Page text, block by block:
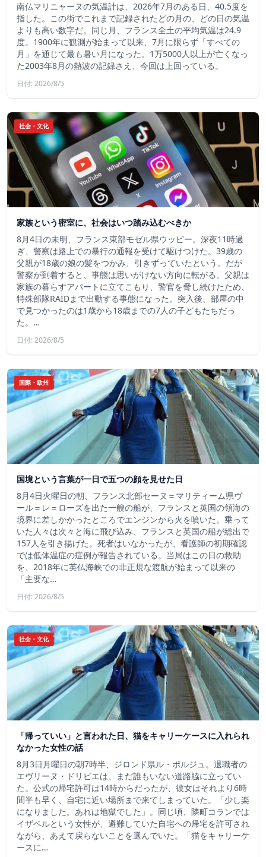
南仏マリニャーヌの気温計は、2026年7月のある日、40.5度を
指した。この街でこれまで記録されたどの月の、どの日の気温
よりも高い数字だ。同じ月、フランス全土の平均気温は24.9
度。1900年に観測が始まって以来、7月に限らず「すべての
月」を通じて最も暑い月になった。1万5000人以上が亡くなっ
た2003年8月の熱波の記録さえ、今回は上回っている。
日付: 2026/8/5
社会・文化
家族という密室に、社会はいつ踏み込むべきか
8月4日の未明、フランス東部モゼル県ウッピー。深夜11時過
ぎ、警察は路上での暴行の通報を受けて駆けつけた。39歳の
父親が18歳の娘の髪をつかみ、引きずっていたという。だが
警察が到着すると、事態は思いがけない方向に転がる。父親は
家族の暮らすアパートに立てこもり、警官を脅し続けたため、
特殊部隊RAIDまで出動する事態になった。突入後、部屋の中
で見つかったのは1歳から18歳までの7人の子どもたちだっ
た。…
日付: 2026/8/5
国際・欧州
国境という言葉が一日で五つの顔を見せた日
8月4日火曜日の朝、フランス北部セーヌ＝マリティーム県ヴ
ール＝レ＝ローズを出た一艘の船が、フランスと英国の領海の
境界に差しかかったところでエンジンから火を噴いた。乗って
いた人々は次々と海に飛び込み、フランスと英国の船が総出で
157人を引き揚げた。死者はいなかったが、看護師の初期確認
では低体温症の症例が報告されている。当局はこの日の救助
を、2018年に英仏海峡での非正規な渡航が始まって以来の
「主要な…
日付: 2026/8/5
社会・文化
「帰っていい」と言われた日、猫をキャリーケースに入れられ
なかった女性の話
8月3日月曜日の朝7時半、ジロンド県ル・ポルジュ。退職者の
エヴリーヌ・ドリビエは、まだ誰もいない道路脇に立ってい
た。公式の帰宅許可は14時からだったが、彼女はそれより6時
間半も早く、自宅に近い場所まで来てしまっていた。「少し楽
になりました。あれは地獄でした」。同じ頃、隣町コランでは
イザベルという女性が、避難していた自宅への帰宅を許可され
ながら、あえて戻らないことを選んでいた。「猫をキャリーケ
ースに…